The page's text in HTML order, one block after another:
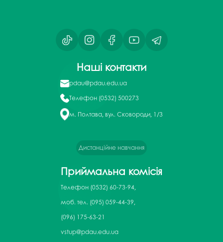
Наші контакти
pdau@pdau.edu.ua
Телефон (0532) 500273
м. Полтава, вул. Сковороди, 1/3
Дистанційне навчання
Приймальна комісія
Телефон (0532) 60-73-94,
моб. тел. (095) 059-44-39,
(096) 175-63-21
vstup@pdau.edu.ua